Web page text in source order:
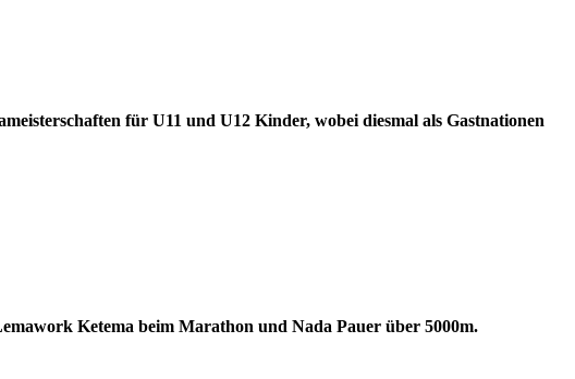
für U11 und U12 Kinder, wobei diesmal als Gastnationen
Ketema beim Marathon und Nada Pauer über 5000m.